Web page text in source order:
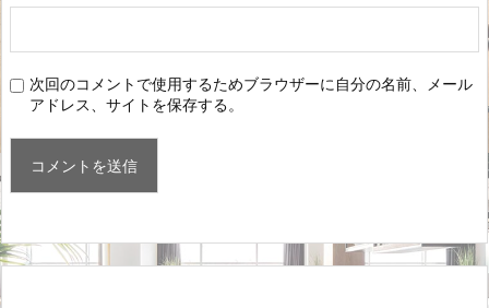
次回のコメントで使用するためブラウザーに自分の名前、メール
アドレス、サイトを保存する。